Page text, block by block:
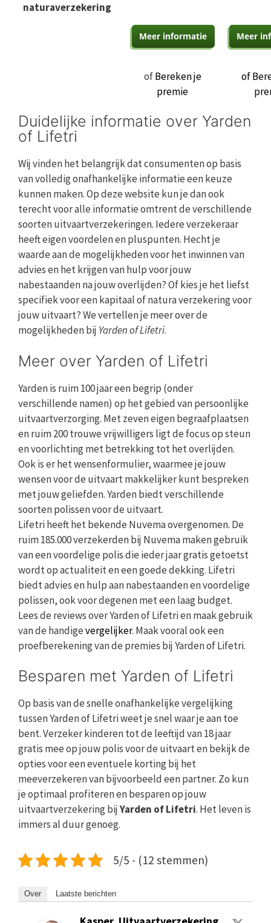
naturaverzekering
ofBereken je
premie
of
Duidelijke informatie over Yarden
of Lifetri
Wij vinden het belangrijk dat consumenten op basis
van volledig onafhankelijke informatie een keuze
kunnen maken. Op deze website kun je dan ook
terecht voor alle informatie omtrent de verschillende
soorten uitvaartverzekeringen. Iedere verzekeraar
heeft eigen voordelen en pluspunten. Hecht je
waarde aan de mogelijkheden voor het inwinnen van
advies en het krijgen van hulp voor jouw
nabestaanden na jouw overlijden? Of kies je het liefst
specifiek voor een kapitaal of natura verzekering voor
jouw uitvaart? We vertellen je meer over de
mogelijkheden bij Yarden of Lifetri.
Meer over Yarden of Lifetri
Yarden is ruim 100 jaar een begrip (onder
verschillende namen) op het gebied van persoonlijke
uitvaartverzorging. Met zeven eigen begraafplaatsen
en ruim 200 trouwe vrijwilligers ligt de focus op steun
en voorlichting met betrekking tot het overlijden.
Ook is er het wensenformulier, waarmee je jouw
wensen voor de uitvaart makkelijker kunt bespreken
met jouw geliefden. Yarden biedt verschillende
soorten polissen voor de uitvaart.
Lifetri heeft het bekende Nuvema overgenomen. De
ruim 185.000 verzekerden bij Nuvema maken gebruik
van een voordelige polis die ieder jaar gratis getoetst
wordt op actualiteit en een goede dekking. Lifetri
biedt advies en hulp aan nabestaanden en voordelige
polissen, ook voor degenen met een laag budget.
Lees de reviews over Yarden of Lifetri en maak gebruik
van de handigevergelijker. Maak vooral ook een
proefberekening van de premies bij Yarden of Lifetri.
Besparen met Yarden of Lifetri
Op basis van de snelle onafhankelijke vergelijking
tussen Yarden of Lifetri weet je snel waar je aan toe
bent. Verzeker kinderen tot de leeftijd van 18 jaar
gratis mee op jouw polis voor de uitvaart en bekijk de
opties voor een eventuele korting bij het
meeverzekeren van bijvoorbeeld een partner. Zo kun
je optimaal profiteren en besparen op jouw
uitvaartverzekering bijYarden of Lifetri. Het leven is
immers al duur genoeg.
5/5 - (12 stemmen)
Over Laatste berichten